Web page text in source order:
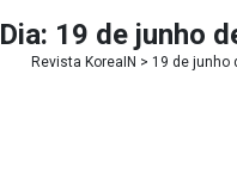
Dia: 19 de junho
Revista KoreaIN > 19 de junho